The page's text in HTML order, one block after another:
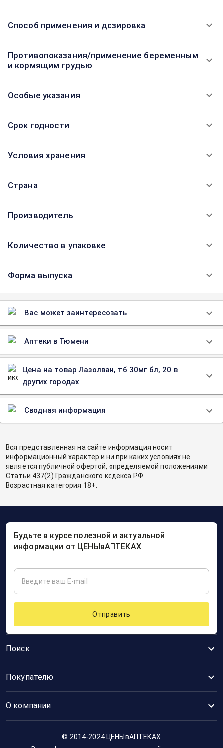
Способ применения и дозировка
Противопоказания/применение беременным
и кормящим грудью
Особые указания
Срок годности
Условия хранения
Страна
Производитель
Количество в упаковке
Форма выпуска
Вас может заинтересовать
Аптеки в Тюмени
Цена на товар Лазолван, тб 30мг бл, 20 в
других городах
Сводная информация
Вся представленная на сайте информация носит
информационный характер и ни при каких условиях не
является публичной офертой, определяемой положениями
Статьи 437(2) Гражданского кодекса РФ.
Возрастная категория 18+.
Поиск
Покупателю
О компании
Будьте в курсе полезной и актуальной
информации от ЦЕНЫвАПТЕКАХ
Отправить
© 2014-2024 ЦЕНЫвАПТЕКАХ